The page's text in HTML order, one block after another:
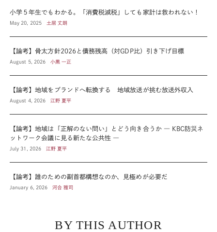
小学５年生でもわかる。「消費税減税」しても家計は救われない！
May 20, 2025 土居 丈朗
【論考】骨太方針2026と債務残高（対GDP比）引き下げ目標
August 5, 2026 小黒 一正
【論考】地域をブランドへ転換する 地域放送が挑む放送外収入
August 4, 2026 江野 夏平
【論考】地域は「正解のない問い」とどう向き合うか ― KBC防災ネ
ットワーク会議に見る新たな公共性 ―
July 31, 2026 江野 夏平
【論考】誰のための副首都構想なのか、見極めが必要だ
January 6, 2026 河合 雅司
BY THIS AUTHOR